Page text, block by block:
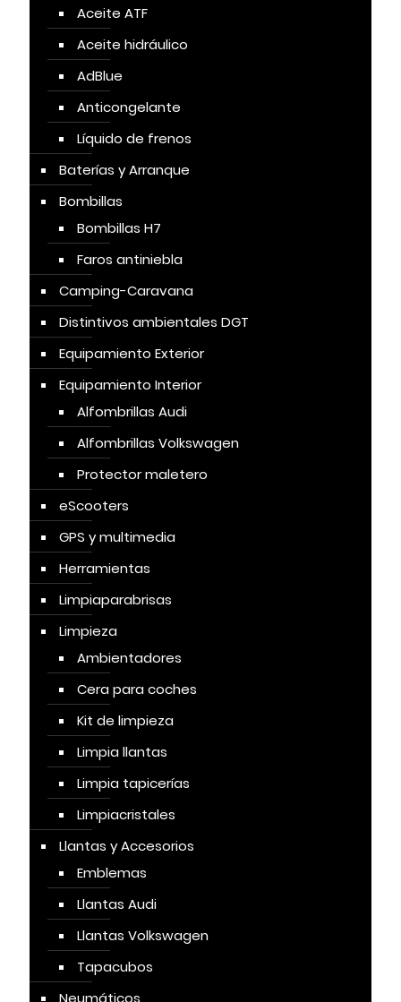
Aceite ATF
Aceite hidráulico
AdBlue
Anticongelante
Líquido de frenos
Baterías y Arranque
Bombillas
Bombillas H7
Faros antiniebla
Camping-Caravana
Distintivos ambientales DGT
Equipamiento Exterior
Equipamiento Interior
Alfombrillas Audi
Alfombrillas Volkswagen
Protector maletero
eScooters
GPS y multimedia
Herramientas
Limpiaparabrisas
Limpieza
Ambientadores
Cera para coches
Kit de limpieza
Limpia llantas
Limpia tapicerías
Limpiacristales
Llantas y Accesorios
Emblemas
Llantas Audi
Llantas Volkswagen
Tapacubos
Neumáticos